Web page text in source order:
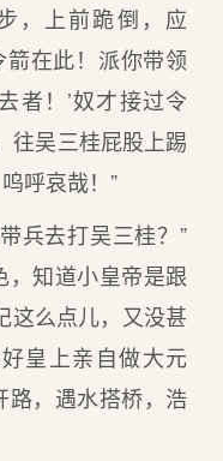
，上前跪倒，应
箭在此！派你带领
者！’奴才接过令
往吴三桂屁股上踢
呼哀哉！”
兵去打吴三桂？”
，知道小皇帝是跟
这么点儿，又没甚
皇上亲自做大元
路，遇水搭桥，浩